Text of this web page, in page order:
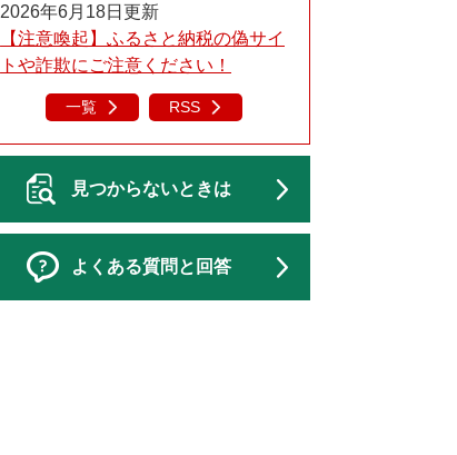
2026年6月18日更新
【注意喚起】ふるさと納税の偽サイ
トや詐欺にご注意ください！
一覧 RSS
見つからないときは
よくある質問と回答